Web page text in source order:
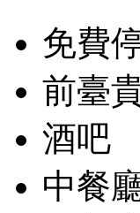
免費
前臺
酒吧
中餐